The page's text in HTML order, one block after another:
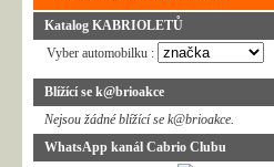
Katalog KABRIOLETŮ
Vyber automobilku :
Blížící se k@brioakce
Nejsou žádné blížící se k@brioakce.
WhatsApp kanál Cabrio Clubu